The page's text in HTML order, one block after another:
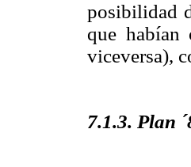
posibilidad
que habían
viceversa),
7.1.3. Plan